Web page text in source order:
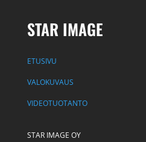
STAR IMAGE
ETUSIVU
VALOKUVAUS
VIDEOTUOTANTO
STAR IMAGE OY